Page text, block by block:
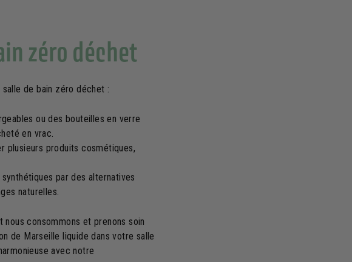
zéro déchet
de bain zéro déchet :
ou des bouteilles en verre
en vrac.
plusieurs produits cosmétiques,
par des alternatives
naturelles.
consommons et prenons soin
de Marseille liquide dans votre salle
avec notre